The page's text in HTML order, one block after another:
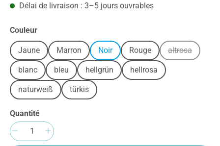
Délai de livraison : 3–5 jours ouvrables
Sélectionnez
Couleur
Jaune Marron Noir Rouge altrosa
(Cette
blanc bleu hellgrün hellrosa
naturweiß türkis
Quantité
Quantité de produit : Entrez la quantité